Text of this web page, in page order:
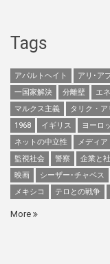
Tags
アパルトヘイト アリ･ア
一国家解決
分離壁 エ
マルクス主義
タリク・ア
1968
イギリス ヨーロ
ネットの中立性
メディア
監視社会
警察 企業と
映画
シーザー･チャベス
メキシコ
テロとの戦争
More